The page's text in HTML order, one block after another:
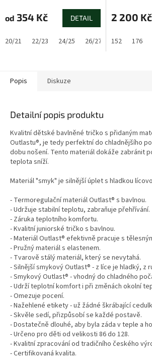
od 354 Kč DETAIL
20/21 22/23 24/25 26/27 28/29 30/31
2 200 Kč
152 176
Popis Diskuze
Detailní popis produktu
Kvalitní dětské bavlněné tričko s přidaným
Outlastu®, je tedy perfektní do chladnějšího
dobu nošení. Tento materiál dokáže zabránit
teplota sníží.
Materiál "smyk" je silnější úplet s hladkou
- Termoregulační materiál Outlast® s bavlnou.
- Udržuje stabilní teplotu, zabraňuje přehřívání.
- Záruka teplotního komfortu.
- Kvalitní juniorské tričko s bavlnou.
- Materiál Outlast® efektivně pracuje s
- Pružný materiál s elastenem.
- Tvarově stálý materiál, který se nevytahá.
- Silnější smykový Outlast® - z líce je hladký, z
- Smykový Outlast® - vhodný do chladného
- Udrží teplotní komfort i při změnách okolní
- Omezuje pocení.
- Nažehlené etikety - už žádné škrábající
- Skvěle sedí, přizpůsobí se každé postavě.
- Dostatečně dlouhé, aby byla záda v teple a
- Určeno pro děti od velikosti 86 do 128.
- Kvalitní zpracování od tradičního českého
- Certifikovaná kvalita.